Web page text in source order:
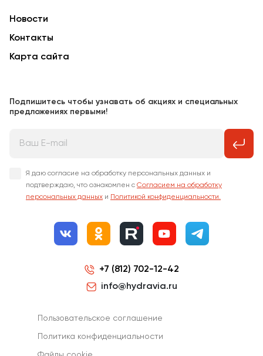
Новости
Контакты
Карта сайта
Подпишитесь чтобы узнавать об акциях и специальных
предложениях первыми!
Я даю согласие на обработку персональных данных и
подтверждаю, что ознакомлен с Согласием на обработку
персональных данных и Политикой конфиденциальности.
+7 (812) 702-12-42
info@hydravia.ru
Пользовательское соглашение
Политика конфиденциальности